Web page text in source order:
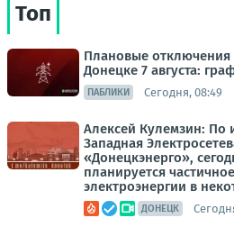
Топ
Плановые отключения
Донецке 7 августа:
ПАБЛИКИ Сегодня, 08:49
Алексей Кулемзин:
Западная
«Донецкэнерго»,
планируется
электроэнергии в
ДОНЕЦК